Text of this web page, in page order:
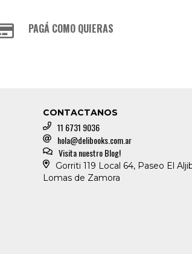
PAGÁ COMO QUIERAS
CONTACTANOS
11 6731 9036
hola@delibooks.com.ar
Visita nuestro Blog!
Gorriti 119 Local 64, Paseo El
Lomas de Zamora